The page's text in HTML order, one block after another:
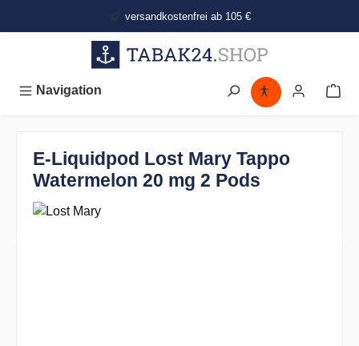
versandkostenfrei ab 105 €
Navigation
E-Liquidpod Lost Mary Tappo
Watermelon 20 mg 2 Pods